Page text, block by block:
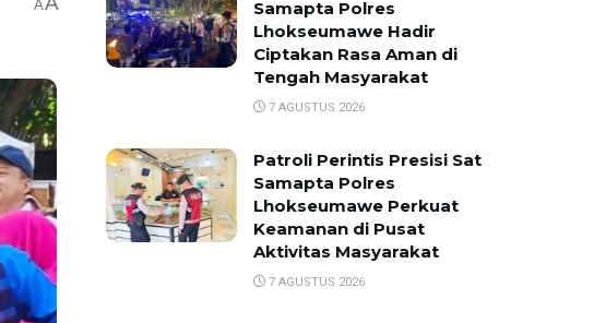
A
Samapta Polres
Lhokseumawe Hadir
Ciptakan Rasa Aman di
Tengah Masyarakat
7 AGUSTUS 2026
Patroli Perintis Presisi Sat
Samapta Polres
Lhokseumawe Perkuat
Keamanan di Pusat
Aktivitas Masyarakat
7 AGUSTUS 2026